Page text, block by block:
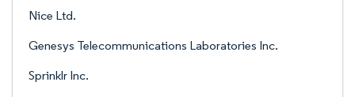
Nice Ltd.
Genesys Telecommunications Laboratories Inc.
Sprinklr Inc.